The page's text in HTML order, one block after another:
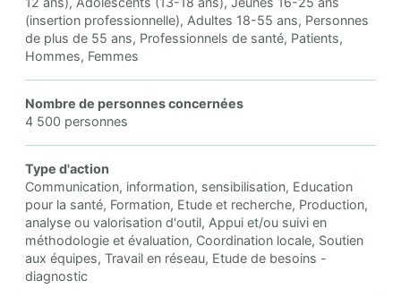
(insertion professionnelle), Adultes 18-55 ans, Personnes
de plus de 55 ans, Professionnels de santé, Patients,
Hommes, Femmes
Nombre de personnes concernées
4 500 personnes
Type d'action
Communication, information, sensibilisation, Education
pour la santé, Formation, Etude et recherche, Production,
analyse ou valorisation d'outil, Appui et/ou suivi en
méthodologie et évaluation, Coordination locale, Soutien
aux équipes, Travail en réseau, Etude de besoins -
diagnostic